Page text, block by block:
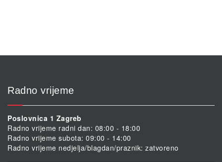
Radno vrijeme
Poslovnica 1 Zagreb
Radno vrijeme radni dan: 08:00 - 18:00
Radno vrijeme subota: 09:00 - 14:00
Radno vrijeme nedjelja/blagdan/praznik: zatvoreno